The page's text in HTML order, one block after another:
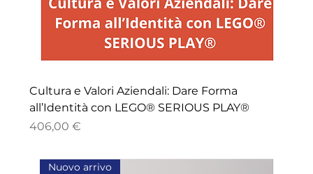
Cultura e Valori Aziendali: Dare Forma
all’Identità con LEGO® SERIOUS PLAY®
Price
406,00 €
Nuovo arrivo